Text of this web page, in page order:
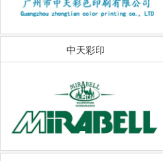
中天彩印